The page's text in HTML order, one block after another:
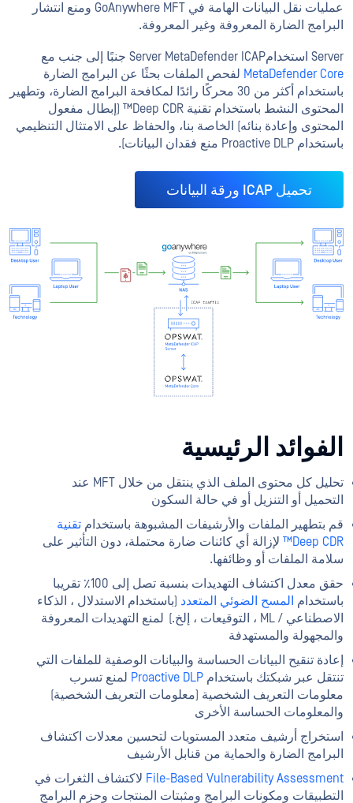
عمليات نقل البيانات الهامة في GoAnywhere MFT ومنع انتشار
البرامج الضارة المعروفة وغير المعروفة.
Server استخدامServer MetaDefender ICAP جنبًا إلى جنب مع
MetaDefender Core لفحص الملفات بحثًا عن البرامج الضارة
باستخدام أكثر من 30 محركًا رائدًا لمكافحة البرامج الضارة، وتطهير
المحتوى النشط باستخدام تقنية Deep CDR™ (إبطال مفعول
المحتوى وإعادة بنائه) الخاصة بنا، والحفاظ على الامتثال التنظيمي
باستخدام Proactive DLP منع فقدان البيانات).
تحميل ICAP ورقة البيانات
الفوائد الرئيسية
تحليل كل محتوى الملف الذي ينتقل من خلال MFT عند
التحميل أو التنزيل أو في حالة السكون
قم بتطهير الملفات والأرشيفات المشبوهة باستخدام تقنية
Deep CDR™
لإزالة أي كائنات ضارة محتملة، دون التأثير على
سلامة الملفات أو وظائفها.
حقق معدل اكتشاف التهديدات بنسبة تصل إلى 100٪ تقريبا
باستخدام المسح الضوئي المتعدد (باستخدام الاستدلال ، الذكاء
الاصطناعي / ML ، التوقيعات ، إلخ.) لمنع التهديدات المعروفة
والمجهولة والمستهدفة
إعادة تنقيح البيانات الحساسة والبيانات الوصفية للملفات التي
تنتقل عبر شبكتك باستخدام Proactive DLP لمنع تسرب
معلومات التعريف الشخصية (معلومات التعريف الشخصية)
والمعلومات الحساسة الأخرى
استخراج أرشيف متعدد المستويات لتحسين معدلات اكتشاف
البرامج الضارة والحماية من قنابل الأرشيف
File-Based Vulnerability Assessment لاكتشاف الثغرات في
التطبيقات ومكونات البرامج ومثبتات المنتجات وحزم البرامج